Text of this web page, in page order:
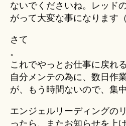
ないでくださいね。レッド
がって大変な事になります（
さて
。
これでやっとお仕事に戻れる
自分メンテの為に、数日作
が、もう時間ないので、集
エンジェルリーディングの
ったら、またお知らせを上